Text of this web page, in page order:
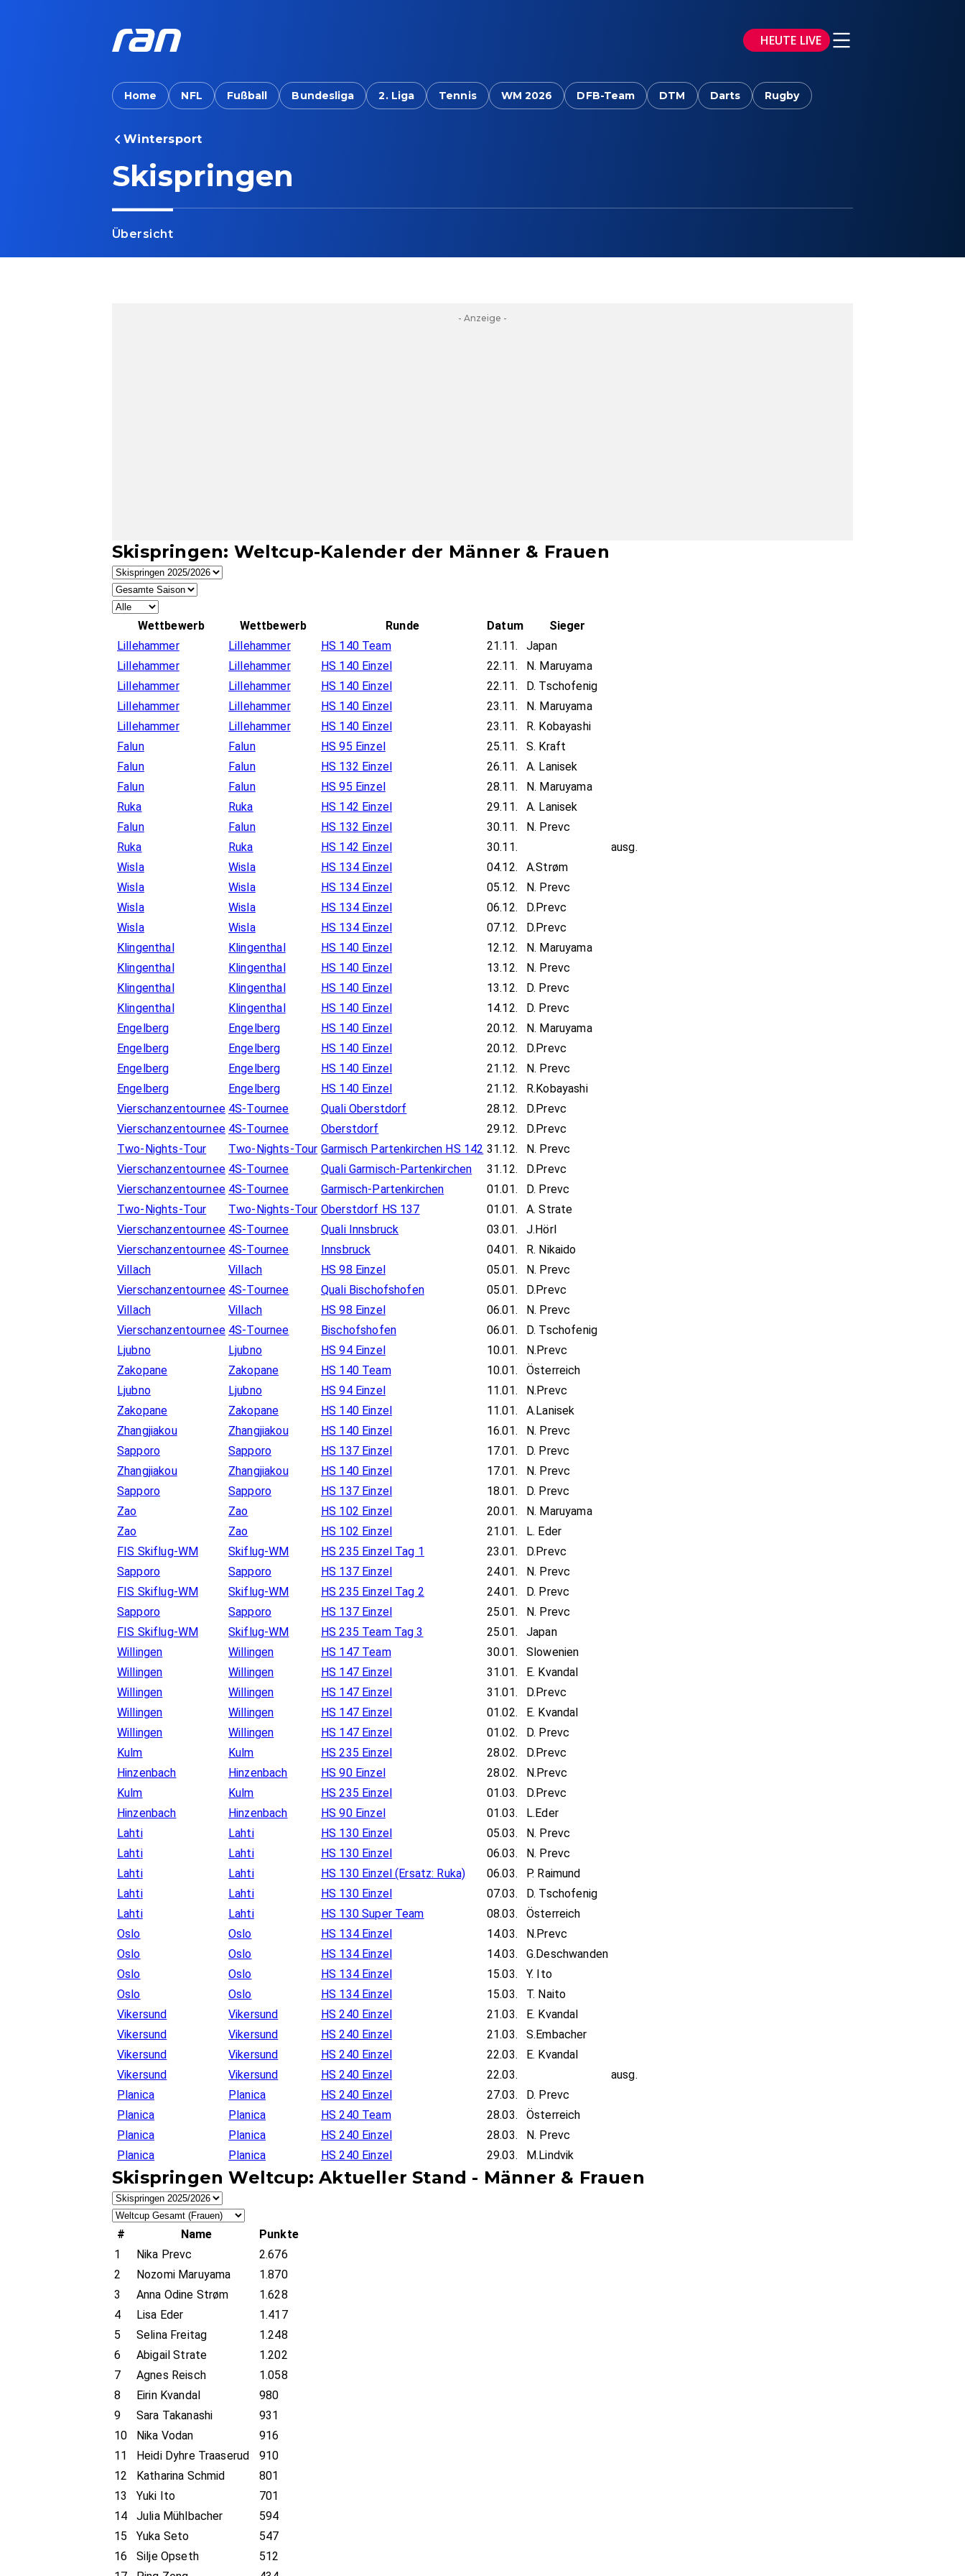
HEUTE LIVE
Home NFL Fußball Bundesliga 2. Liga Tennis WM 2026 DFB-Team DTM Darts Rugby
Wintersport
Skispringen
Übersicht
- Anzeige -
Skispringen: Weltcup-Kalender der Männer & Frauen
Wettbewerb Wettbewerb Runde Datum
Sieger
Lillehammer
Lillehammer HS 140 Team 21.11.
Japan
Lillehammer
Lillehammer HS 140 Einzel 22.11.
N. Maruyama
Lillehammer
Lillehammer HS 140 Einzel 22.11.
D. Tschofenig
Lillehammer
Lillehammer HS 140 Einzel 23.11.
N. Maruyama
Lillehammer
Lillehammer HS 140 Einzel 23.11.
R. Kobayashi
Falun
Falun HS 95 Einzel 25.11.
S. Kraft
Falun
Falun HS 132 Einzel 26.11.
A. Lanisek
Falun
Falun HS 95 Einzel 28.11.
N. Maruyama
Ruka
Ruka HS 142 Einzel 29.11.
A. Lanisek
Falun
Falun HS 132 Einzel 30.11.
N. Prevc
Ruka
Ruka HS 142 Einzel 30.11.
ausg.
Wisla
Wisla HS 134 Einzel 04.12.
A.Strøm
Wisla
Wisla HS 134 Einzel 05.12.
N. Prevc
Wisla
Wisla HS 134 Einzel 06.12.
D.Prevc
Wisla
Wisla HS 134 Einzel 07.12.
D.Prevc
Klingenthal
Klingenthal HS 140 Einzel 12.12.
N. Maruyama
Klingenthal
Klingenthal HS 140 Einzel 13.12.
N. Prevc
Klingenthal
Klingenthal HS 140 Einzel 13.12.
D. Prevc
Klingenthal
Klingenthal HS 140 Einzel 14.12.
D. Prevc
Engelberg
Engelberg HS 140 Einzel 20.12.
N. Maruyama
Engelberg
Engelberg HS 140 Einzel 20.12.
D.Prevc
Engelberg
Engelberg HS 140 Einzel 21.12.
N. Prevc
Engelberg
Engelberg HS 140 Einzel 21.12.
R.Kobayashi
Vierschanzentournee 4S-Tournee Quali Oberstdorf 28.12.
D.Prevc
Vierschanzentournee 4S-Tournee Oberstdorf 29.12.
D.Prevc
Two-Nights-Tour
Two-Nights-Tour Garmisch Partenkirchen HS 142 31.12.
N. Prevc
Vierschanzentournee 4S-Tournee Quali Garmisch-Partenkirchen 31.12.
D.Prevc
Vierschanzentournee 4S-Tournee Garmisch-Partenkirchen 01.01.
D. Prevc
Two-Nights-Tour
Two-Nights-Tour Oberstdorf HS 137 01.01.
A. Strate
Vierschanzentournee 4S-Tournee Quali Innsbruck 03.01.
J.Hörl
Vierschanzentournee 4S-Tournee Innsbruck 04.01.
R. Nikaido
Villach
Villach HS 98 Einzel 05.01.
N. Prevc
Vierschanzentournee 4S-Tournee Quali Bischofshofen 05.01.
D.Prevc
Villach
Villach HS 98 Einzel 06.01.
N. Prevc
Vierschanzentournee 4S-Tournee Bischofshofen 06.01.
D. Tschofenig
Ljubno
Ljubno HS 94 Einzel 10.01.
N.Prevc
Zakopane
Zakopane HS 140 Team 10.01.
Österreich
Ljubno
Ljubno HS 94 Einzel 11.01.
N.Prevc
Zakopane
Zakopane HS 140 Einzel 11.01.
A.Lanisek
Zhangjiakou
Zhangjiakou HS 140 Einzel 16.01.
N. Prevc
Sapporo
Sapporo HS 137 Einzel 17.01.
D. Prevc
Zhangjiakou
Zhangjiakou HS 140 Einzel 17.01.
N. Prevc
Sapporo
Sapporo HS 137 Einzel 18.01.
D. Prevc
Zao
Zao HS 102 Einzel 20.01.
N. Maruyama
Zao
Zao HS 102 Einzel 21.01.
L. Eder
FIS Skiflug-WM
Skiflug-WM HS 235 Einzel Tag 1 23.01.
D.Prevc
Sapporo
Sapporo HS 137 Einzel 24.01.
N. Prevc
FIS Skiflug-WM
Skiflug-WM HS 235 Einzel Tag 2 24.01.
D. Prevc
Sapporo
Sapporo HS 137 Einzel 25.01.
N. Prevc
FIS Skiflug-WM
Skiflug-WM HS 235 Team Tag 3 25.01.
Japan
Willingen
Willingen HS 147 Team 30.01.
Slowenien
Willingen
Willingen HS 147 Einzel 31.01.
E. Kvandal
Willingen
Willingen HS 147 Einzel 31.01.
D.Prevc
Willingen
Willingen HS 147 Einzel 01.02.
E. Kvandal
Willingen
Willingen HS 147 Einzel 01.02.
D. Prevc
Kulm
Kulm HS 235 Einzel 28.02.
D.Prevc
Hinzenbach
Hinzenbach HS 90 Einzel 28.02.
N.Prevc
Kulm
Kulm HS 235 Einzel 01.03.
D.Prevc
Hinzenbach
Hinzenbach HS 90 Einzel 01.03.
L.Eder
Lahti
Lahti HS 130 Einzel 05.03.
N. Prevc
Lahti
Lahti HS 130 Einzel 06.03.
N. Prevc
Lahti
Lahti HS 130 Einzel (Ersatz: Ruka) 06.03.
P. Raimund
Lahti
Lahti HS 130 Einzel 07.03.
D. Tschofenig
Lahti
Lahti HS 130 Super Team 08.03.
Österreich
Oslo
Oslo HS 134 Einzel 14.03.
N.Prevc
Oslo
Oslo HS 134 Einzel 14.03.
G.Deschwanden
Oslo
Oslo HS 134 Einzel 15.03.
Y. Ito
Oslo
Oslo HS 134 Einzel 15.03.
T. Naito
Vikersund
Vikersund HS 240 Einzel 21.03.
E. Kvandal
Vikersund
Vikersund HS 240 Einzel 21.03.
S.Embacher
Vikersund
Vikersund HS 240 Einzel 22.03.
E. Kvandal
Vikersund
Vikersund HS 240 Einzel 22.03.
ausg.
Planica
Planica HS 240 Einzel 27.03.
D. Prevc
Planica
Planica HS 240 Team 28.03.
Österreich
Planica
Planica HS 240 Einzel 28.03.
N. Prevc
Planica
Planica HS 240 Einzel 29.03. M.Lindvik
Skispringen Weltcup: Aktueller Stand - Männer & Frauen
# Name
Punkte
1
Nika Prevc
2.676
2
Nozomi Maruyama
1.870
3
Anna Odine Strøm
1.628
4
Lisa Eder
1.417
5
Selina Freitag
1.248
6
Abigail Strate
1.202
7
Agnes Reisch
1.058
8
Eirin Kvandal
980
9
Sara Takanashi
931
10
Nika Vodan
916
11
Heidi Dyhre Traaserud
910
12
Katharina Schmid
801
13
Yuki Ito
701
14
Julia Mühlbacher
594
15
Yuka Seto
547
16
Silje Opseth
512